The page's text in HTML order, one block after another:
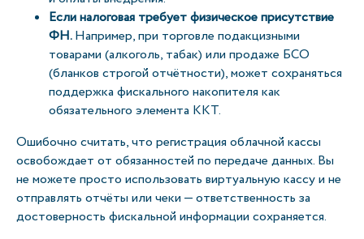
Если налоговая требует физическое присутствие
ФН.Например, при торговле подакцизными
товарами (алкоголь, табак) или продаже БСО
(бланков строгой отчётности), может сохраняться
поддержка фискального накопителя как
обязательного элемента ККТ.
Ошибочно считать, что регистрация облачной кассы
освобождает от обязанностей по передаче данных. Вы
не можете просто использовать виртуальную кассу и не
отправлять отчёты или чеки — ответственность за
достоверность фискальной информации сохраняется.